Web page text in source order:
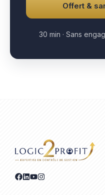
Offert &
30 min · Sans